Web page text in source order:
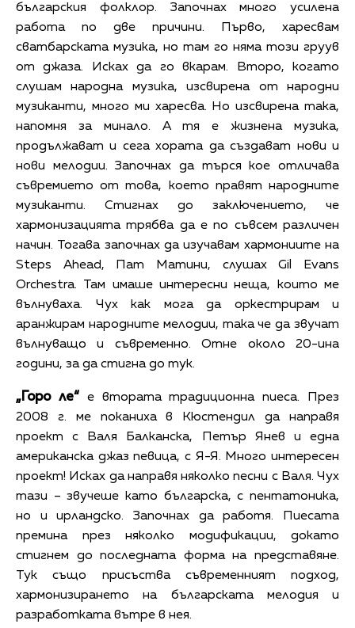
българския фолклор. Започнах много усилена
работа по две причини. Първо, харесвам
сватбарската музика, но там го няма този груув
от джаза. Исках да го вкарам. Второ, когато
слушам народна музика, изсвирена от народни
музиканти, много ми харесва. Но изсвирена така,
напомня за минало. А тя е жизнена музика,
продължават и сега хората да създават нови и
нови мелодии. Започнах да търся кое отличава
съвремието от това, което правят народните
музиканти. Стигнах до заключението, че
хармонизацията трябва да е по съвсем различен
начин. Тогава започнах да изучавам хармониите на
Steps Ahead, Пат Матини, слушах Gil Evans
Orchestra. Там имаше интересни неща, които ме
вълнуваха. Чух как мога да оркестрирам и
аранжирам народните мелодии, така че да звучат
вълнуващо и съвременно. Отне около 20-ина
години, за да стигна до тук.
„Горо ле“е втората традиционна пиеса. През
2008 г. ме поканиха в Кюстендил да направя
проект с Валя Балканска, Петър Янев и една
американска джаз певица, с Я-Я. Много интересен
проект! Исках да направя няколко песни с Валя. Чух
тази – звучеше като българска, с пентатоника,
но и ирландско. Започнах да работя. Пиесата
премина през няколко модификации, докато
стигнем до последната форма на представяне.
Тук също присъства съвременният подход,
хармонизирането на българската мелодия и
разработката вътре в нея.